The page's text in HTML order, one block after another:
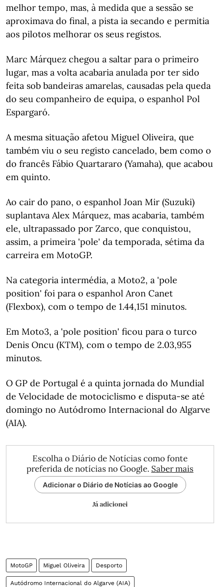
melhor tempo, mas, à medida que a sessão se
aproximava do final, a pista ia secando e permitia
aos pilotos melhorar os seus registos.
Marc Márquez chegou a saltar para o primeiro
lugar, mas a volta acabaria anulada por ter sido
feita sob bandeiras amarelas, causadas pela queda
do seu companheiro de equipa, o espanhol Pol
Espargaró.
A mesma situação afetou Miguel Oliveira, que
também viu o seu registo cancelado, bem como o
do francês Fábio Quartararo (Yamaha), que acabou
em quinto.
Ao cair do pano, o espanhol Joan Mir (Suzuki)
suplantava Alex Márquez, mas acabaria, também
ele, ultrapassado por Zarco, que conquistou,
assim, a primeira 'pole' da temporada, sétima da
carreira em MotoGP.
Na categoria intermédia, a Moto2, a 'pole
position' foi para o espanhol Aron Canet
(Flexbox), com o tempo de 1.44,151 minutos.
Em Moto3, a 'pole position' ficou para o turco
Denis Oncu (KTM), com o tempo de 2.03,955
minutos.
O GP de Portugal é a quinta jornada do Mundial
de Velocidade de motociclismo e disputa-se até
domingo no Autódromo Internacional do Algarve
(AIA).
Escolha o Diário de Notícias como fonte
preferida de notícias no Google. Saber mais
Adicionar o Diário de Notícias ao Google
Já adicionei
MotoGP Miguel Oliveira Desporto
Autódromo Internacional do Algarve (AIA)